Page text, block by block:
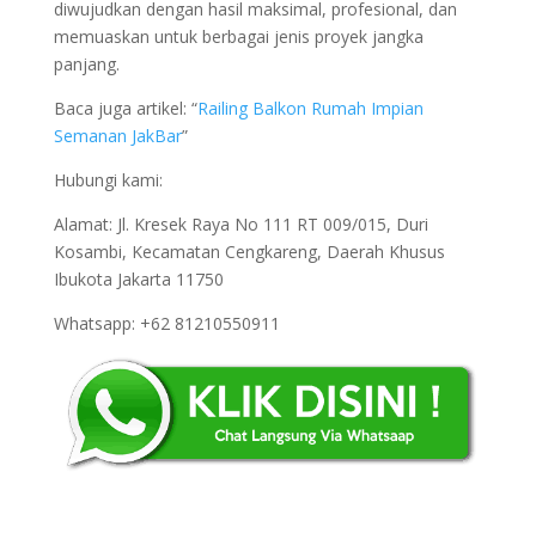
diwujudkan dengan hasil maksimal, profesional, dan
memuaskan untuk berbagai jenis proyek jangka
panjang.
Baca juga artikel: “Railing Balkon Rumah Impian
Semanan JakBar”
Hubungi kami:
Alamat: Jl. Kresek Raya No 111 RT 009/015, Duri
Kosambi, Kecamatan Cengkareng, Daerah Khusus
Ibukota Jakarta 11750
Whatsapp: +62 81210550911